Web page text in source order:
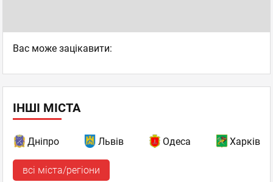
Вас може зацікавити:
ІНШІ МІСТА
Дніпро Львів Одеса Харків
всі міста/регіони